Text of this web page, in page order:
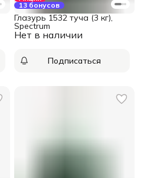
13 бонусов
Нет в наличии
Глазурь 1532 туча (3 кг),
Spectrum
Подписаться